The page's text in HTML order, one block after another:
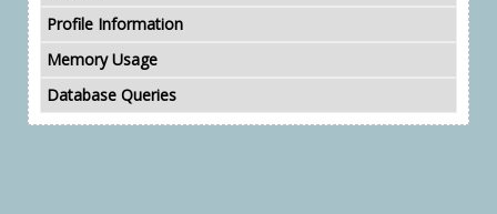
Profile Information
Memory Usage
Database Queries